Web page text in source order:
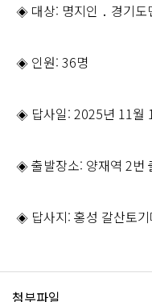
◈ 대상: 명지인 ․ 경기도
◈ 인원: 36명
◈ 답사일: 2025년 11월
◈ 출발장소: 양재역 2번
◈ 답사지: 홍성 갈산토
첨부파일